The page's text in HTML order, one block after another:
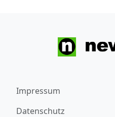
Impressum
Datenschutz